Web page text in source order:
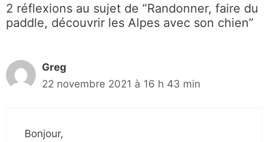
2 réflexions au sujet de “Randonner, faire du
paddle, découvrir les Alpes avec son chien”
Greg
22 novembre 2021 à 16 h 43 min
Bonjour,